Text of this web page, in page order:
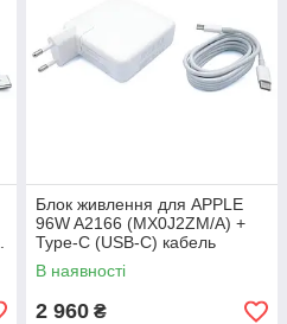
Блок живлення для APPLE
96W A2166 (MX0J2ZM/A) +
Type-C (USB-C) кабель
ORIGINAL. Для Apple
MacBook Pro A1706 A1707
В наявності
2 960 ₴